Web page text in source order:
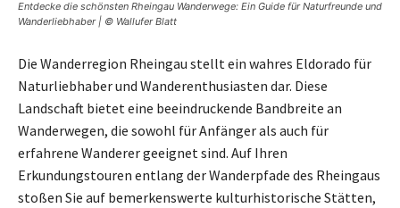
Entdecke die schönsten Rheingau Wanderwege: Ein Guide für Naturfreunde und
Wanderliebhaber | © Wallufer Blatt
Die Wanderregion Rheingau stellt ein wahres Eldorado für
Naturliebhaber und Wanderenthusiasten dar. Diese
Landschaft bietet eine beeindruckende Bandbreite an
Wanderwegen, die sowohl für Anfänger als auch für
erfahrene Wanderer geeignet sind. Auf Ihren
Erkundungstouren entlang der Wanderpfade des Rheingaus
stoßen Sie auf bemerkenswerte kulturhistorische Stätten,